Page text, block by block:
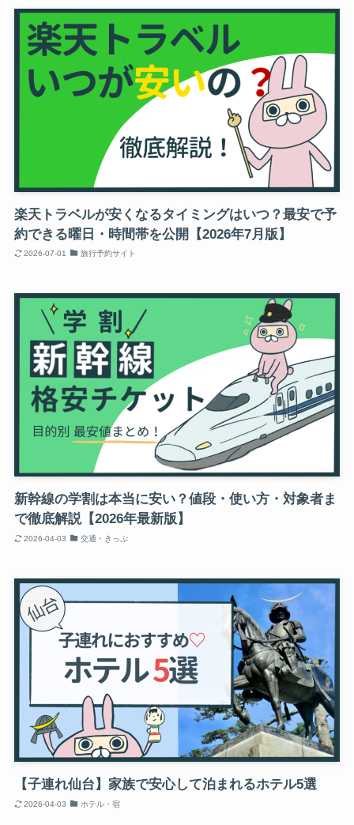
楽天トラベルが安くなるタイミングはいつ？最安で予
約できる曜日・時間帯を公開【2026年7月版】
2026-07-01 旅行予約サイト
新幹線の学割は本当に安い？値段・使い方・対象者ま
で徹底解説【2026年最新版】
2026-04-03 交通・きっぷ
【子連れ仙台】家族で安心して泊まれるホテル5選
2026-04-03 ホテル・宿